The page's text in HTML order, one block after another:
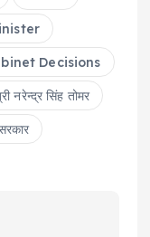
Decisions
नरेन्द्र सिंह तोमर